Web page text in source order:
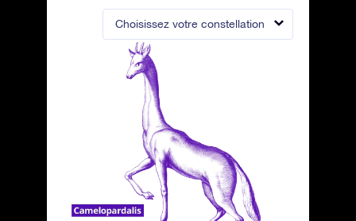
Choisissez votre constellation